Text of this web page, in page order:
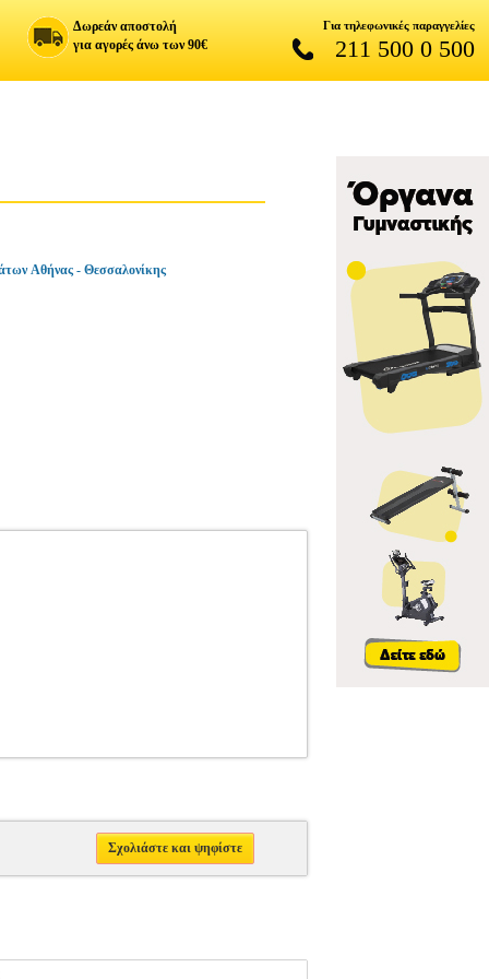
Δωρεάν αποστολή
για αγορές άνω των 90€
Για τηλεφωνικές παραγγελίες
211 500 0 500
Αθήνας - Θεσσαλονίκης
Σχολιάστε και ψηφίστε